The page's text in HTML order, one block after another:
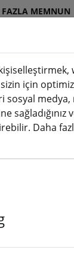
MEMNUN
Aküle
r
e
için
sosyal
Daha